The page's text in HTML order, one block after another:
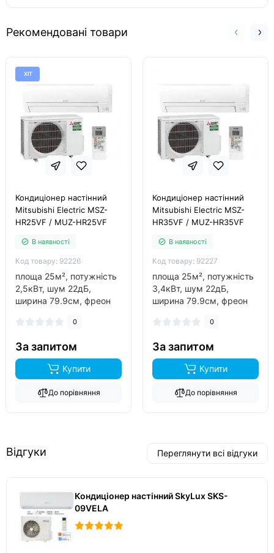
Рекомендовані товари
ХІТ
Кондиціонер настінний
Mitsubishi Electric MSZ-
HR25VF / MUZ-HR25VF
В наявності
Код товару: 92226
площа 25м², потужність
2,5кВт, шум 22дБ,
ширина 79.9см, фреон
інвертор так, обігрів до
0
За запитом
Купити
До порівняння
Кондиціонер настінний
Mitsubishi Electric MSZ-
HR35VF / MUZ-HR35VF
В наявності
Код товару: 92227
площа 25м², потужність
3,4кВт, шум 22дБ,
ширина 79.9см, фреон
інвертор так, обігрів до
0
За запитом
Купити
До порівняння
Відгуки Переглянути всі відгуки
Кондиціонер настінний SkyLux SKS-
09VELA